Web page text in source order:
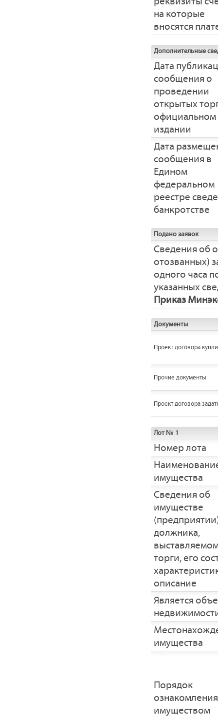
на которые
вносятся
Дополнительные
Дата
сообщения о
проведении
открытых
официальном
издании
Дата
сообщения в
Едином
федеральном
реестре
банкротстве
Подано заявок
Сведения об
отозванных)
одного часа
указанных
Приказ
Документы
Проект договора
Прочие документы
Проект договора
Лот № 1
Номер лота
имущества
Cведения об
имуществе
должника,
торги, его
описание
Является
имущества
Порядок
имуществом